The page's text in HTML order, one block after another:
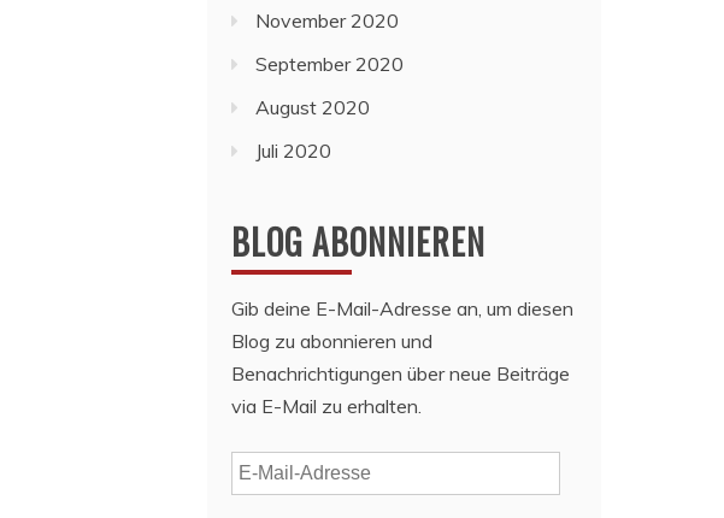
November 2020
September 2020
August 2020
Juli 2020
BLOG ABONNIEREN
Gib deine E-Mail-Adresse an, um diesen
Blog zu abonnieren und
Benachrichtigungen über neue Beiträge
via E-Mail zu erhalten.
E-
Mail-